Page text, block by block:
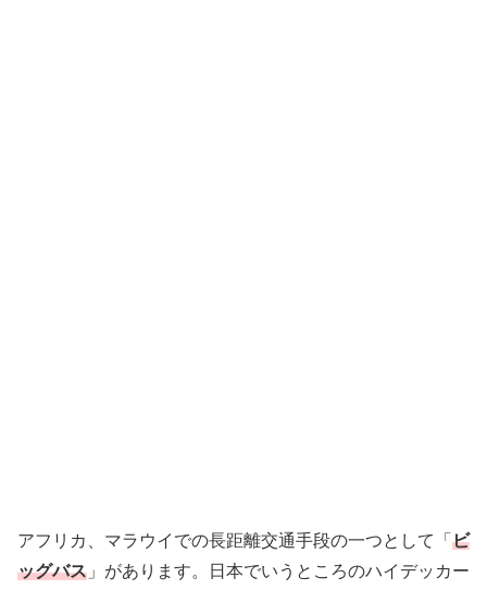
アフリカ、マラウイでの長距離交通手段の一つとして「 ビ
ッグバス 」があります。日本でいうところのハイデッカー